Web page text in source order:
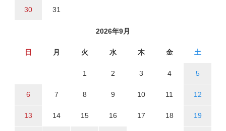
30 31
2026年9月
日 月 火 水 木 金 土
1 2 3 4 5
6 7 8 9 10 11 12
13 14 15 16 17 18 19